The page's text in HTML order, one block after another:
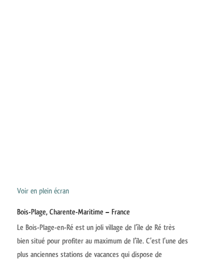
Voir en plein écran
Bois-Plage, Charente-Maritime – France
Le Bois-Plage-en-Ré est un joli village de l’île de Ré très
bien situé pour profiter au maximum de l’ïle. C’est l’une des
plus anciennes stations de vacances qui dispose de